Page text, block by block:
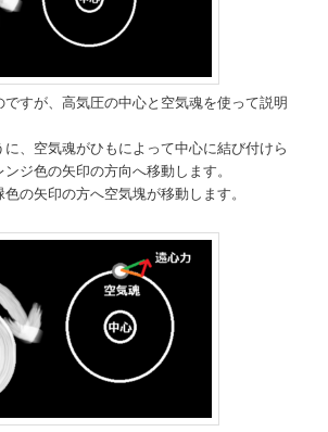
すが、高気圧の中心と空気魂を使って説明
、空気魂がひもによって中心に結び付けら
ジ色の矢印の方向へ移動します。
の矢印の方へ空気塊が移動します。